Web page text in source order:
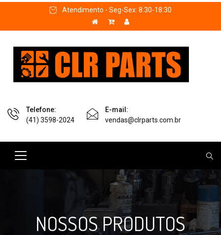
Atendimento - Seg-Sex: 8:30-18:30
Telefone:
(41) 3598-2024
E-mail:
vendas@clrparts.com.br
NOSSOS PRODUTOS